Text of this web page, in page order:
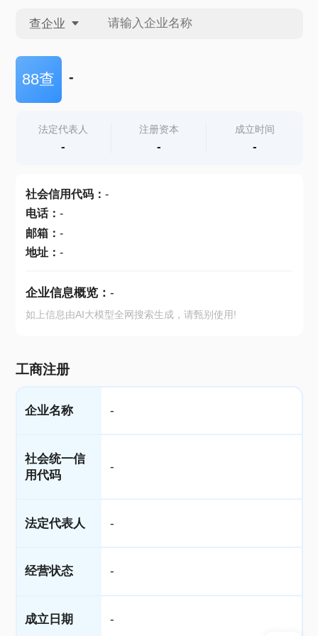
查企业
查企业
查产地
88查 -
法定代表人
-
注册资本
-
成立时间
-
社会信用代码： -
电话： -
邮箱： -
地址： -
企业信息概览： -
如上信息由AI大模型全网搜索生成，请甄别使用!
工商注册
企业名称 -
社会统一信
用代码
-
法定代表人 -
经营状态 -
成立日期 -